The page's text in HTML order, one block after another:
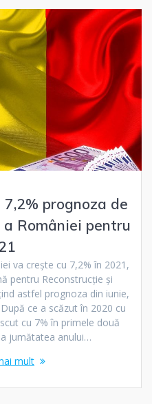
prognoza de
României pentru
va crește cu 7,2% în 2021,
pentru Reconstrucție și
astfel prognoza din iunie,
ce a scăzut în 2020 cu
cu 7% în primele două
jumătatea anului…
mult